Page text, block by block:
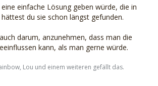
einfache Lösung geben würde, die in
hättest du sie schon längst gefunden.
darum, anzunehmen, dass man die
kann, als man gerne würde.
Lou und einem weiteren gefällt das.